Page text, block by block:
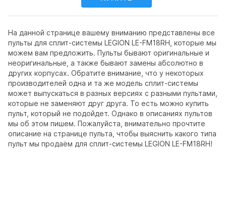
На данной странице вашему вниманию представлены все
пульты для сплит-системы LEGION LE-FM18RH, которые мы
можем вам предложить. Пульты бывают оригинальные и
неоригинальные, а также бывают замены абсолютно в
других корпусах. Обратите внимание, что у некоторых
производителей одна и та же модель сплит-системы
может выпускаться в разных версиях с разными пультами,
которые не заменяют друг друга. То есть можно купить
пульт, который не подойдет. Однако в описаниях пультов
мы об этом пишем. Пожалуйста, внимательно прочтите
описание на странице пульта, чтобы выяснить какого типа
пульт мы продаём для сплит-системы LEGION LE-FM18RH!